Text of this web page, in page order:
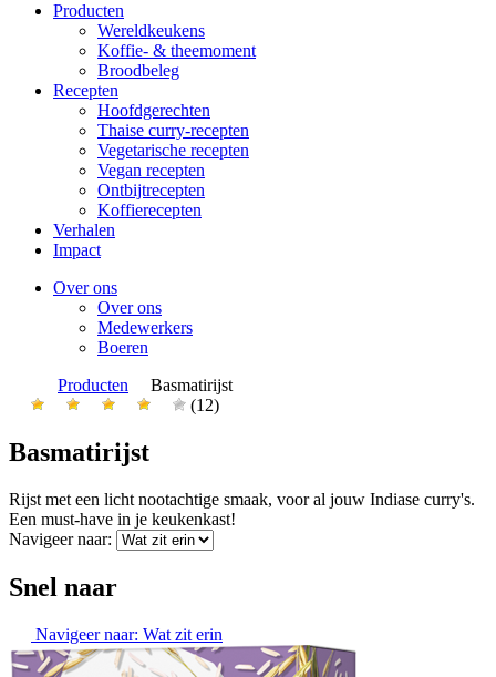
Producten
Wereldkeukens
Koffie- & theemoment
Broodbeleg
Recepten
Hoofdgerechten
Thaise curry-recepten
Vegetarische recepten
Vegan recepten
Ontbijtrecepten
Koffierecepten
Verhalen
Impact
Over ons
Over ons
Medewerkers
Boeren
Producten
Basmatirijst
(12)
Basmatirijst
Rijst met een licht nootachtige smaak, voor al jouw Indiase curry's.
Een must-have in je keukenkast!
Navigeer naar:
Snel naar
Navigeer naar: Wat zit erin